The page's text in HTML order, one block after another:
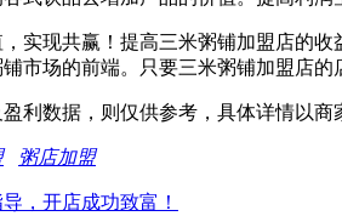
现共赢！提高三米粥铺加盟店的收
市场的前端。只要三米粥铺加盟店
利数据，则仅供参考，具体详情以商
粥店加盟
，开店成功致富！